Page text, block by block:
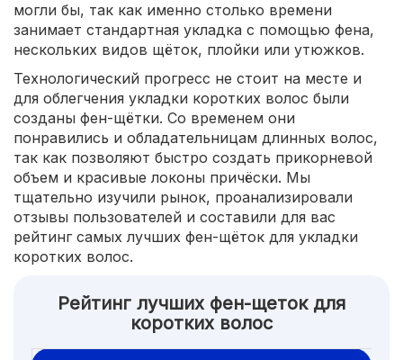
могли бы, так как именно столько времени
занимает стандартная укладка с помощью фена,
нескольких видов щёток, плойки или утюжков.
Технологический прогресс не стоит на месте и
для облегчения укладки коротких волос были
созданы фен-щётки. Со временем они
понравились и обладательницам длинных волос,
так как позволяют быстро создать прикорневой
объем и красивые локоны причёски. Мы
тщательно изучили рынок, проанализировали
отзывы пользователей и составили для вас
рейтинг самых лучших фен-щёток для укладки
коротких волос.
Рейтинг лучших фен-щеток для
коротких волос